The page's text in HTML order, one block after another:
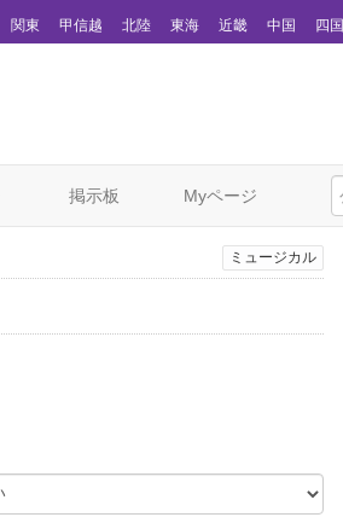
関東 甲信越 北陸 東海 近畿 中国 四国
掲示板 Myページ
ミュージカル